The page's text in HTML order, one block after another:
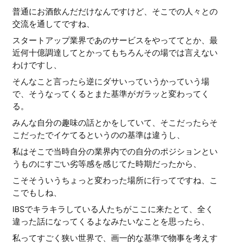
普通にお酒飲んだだけなんですけど、そこでの人々との
交流を通してですね、
スタートアップ業界であのサービスをやっててとか、最
近何十億調達してとかってもちろんその場では言えない
わけですし、
そんなこと言ったら逆にダサいっていうかっていう場
で、そうなってくるとまた基準がガラッと変わってく
る。
みんな自分の趣味の話とかをしていて、そこだったらそ
こだったでイケてるというのの基準は違うし、
私はそこで当時自分の業界内での自分のポジションとい
うものにすごい劣等感を感じてた時期だったから、
こそそういうちょっと変わった場所に行ってですね、こ
こでもしね、
IBSでキラキラしている人たちがここに来たとて、全く
違った話になってくるよなみたいなことを思ったら、
私ってすごく狭い世界で、画一的な基準で物事を考えす